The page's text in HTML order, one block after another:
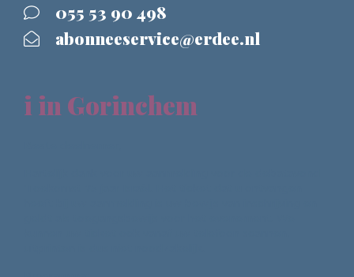
055 53 90 498
abonneeservice@erdee.nl
i in Gorinchem